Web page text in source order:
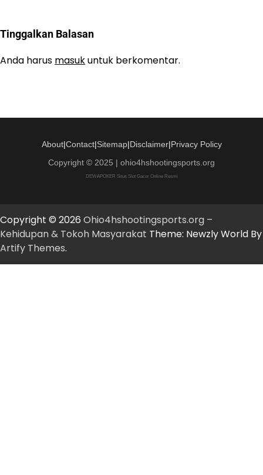
Tinggalkan Balasan
Anda harus masukuntuk berkomentar.
About|Contact|Sitemap|Disclaimer|Privacy Policy
Copyright © 2025 | ohio4hshootingsports.org
DEWAPOKER Situs Slot Gacor Online Resmi
Copyright © 2026 Ohio4hshootingsports.org –
Kehidupan & Tokoh Masyarakat Theme: Newzly World By
Artify Themes.